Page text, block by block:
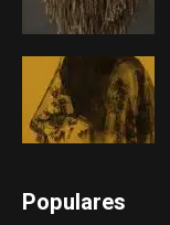
Populares